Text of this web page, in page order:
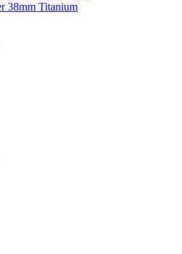
38mm Titanium